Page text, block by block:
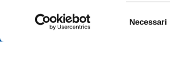
del
Necessari